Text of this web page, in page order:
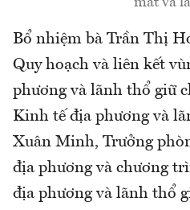
Bổ nhiệm bà Trần Thị
Quy hoạch và liên kết
phương và lãnh thổ giữ
Kinh tế địa phương và
Xuân Minh, Trưởng
địa phương và chương
địa phương và lãnh thổ